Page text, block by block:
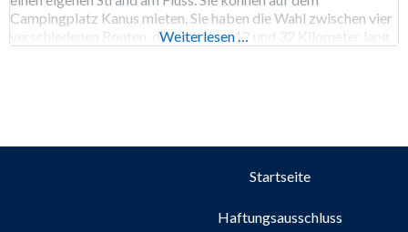
Campingplatz Kanus mieten. Sie haben die Wahl zwischen vier
verschiedenen Routen, die zwischen 12 und 32 Kilometer lang
Weiterlesen …
Startseite
Haftungsausschluss